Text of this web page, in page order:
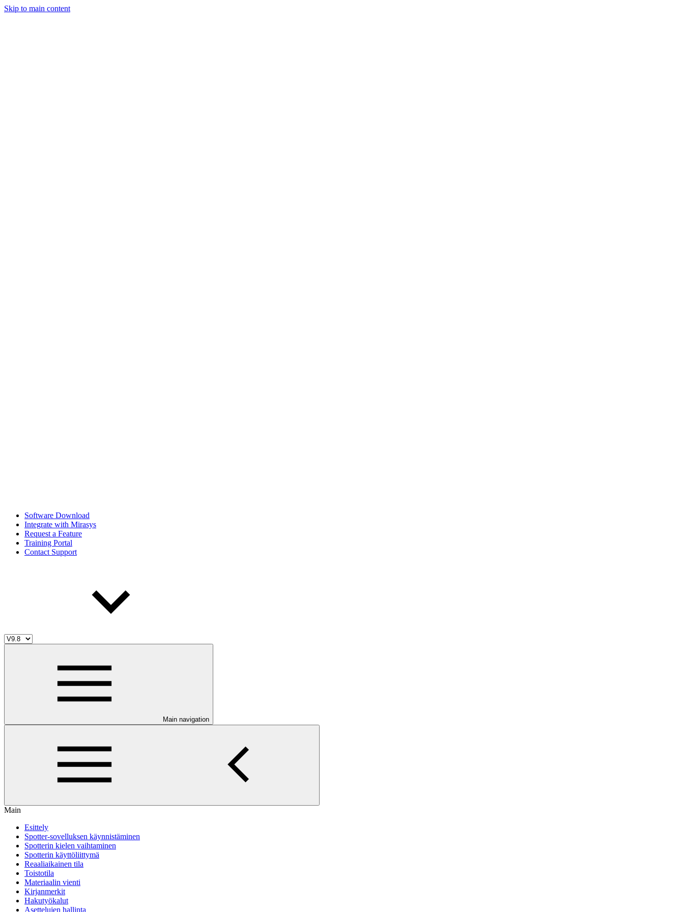
Skip to main content
Software Download
Integrate with Mirasys
Request a Feature
Training Portal
Contact Support
Main navigation
Main
Esittely
Spotter-sovelluksen käynnistäminen
Spotterin kielen vaihtaminen
Spotterin käyttöliittymä
Reaaliaikainen tila
Toistotila
Materiaalin vienti
Kirjanmerkit
Hakutyökalut
Asettelujen hallinta